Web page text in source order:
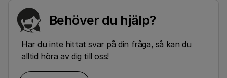
Behöver du hjälp?
Har du inte hittat svar på din fråga, så kan du
alltid höra av dig till oss!